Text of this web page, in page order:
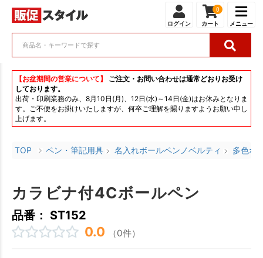
ログイン
0
カート メニュー
【お盆期間の営業について】
ご注文・お問い合わせは通常どおりお受け
しております。
出荷・印刷業務のみ、8月10日(月)、12日(水)～14日(金)はお休みとなりま
す。ご不便をお掛けいたしますが、何卒ご理解を賜りますようお願い申し
上げます。
TOP ペン・筆記用具 名入れボールペンノベルティ 多色ボ
カラビナ付4Cボールペン
品番： ST152
0.0 （0件）